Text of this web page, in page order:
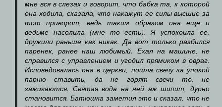
мне вся в слезах и говорит, что бабка та, к которой
она ходила, сказала, что накажут ее силы высшие за
тот приворот, ведь таким образом она еще и
ведьме насолила (мне то есть). Я успокоила ее,
дружили раньше как никак. Да вот только разбился
паренек, ранее наш любимый. Ехал на машине, не
справился с управлением и угодил прямиком в овраг.
Исповедовалась она в церкви, пошла свечу за упокой
парню ставить, да не горят свечи то, не
зажигаются. Святая вода на ней аж шипит, дурно
становится. Батюшка заметил это и сказал, что не